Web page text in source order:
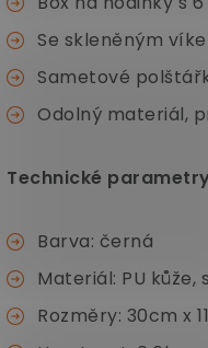
Se skleněným
Sametové
Odolný materiál,
Technické
Barva: černá
Materiál: PU
Rozměry: 30cm x